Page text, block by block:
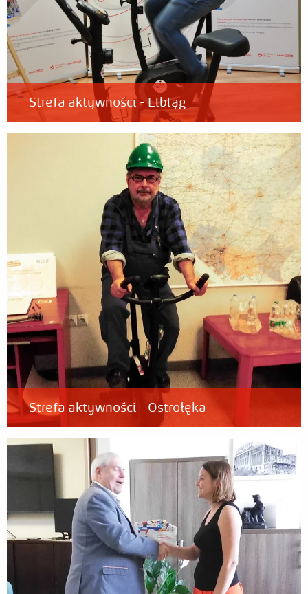
Strefa aktywności - Elbląg
Strefa aktywności - Ostrołęka